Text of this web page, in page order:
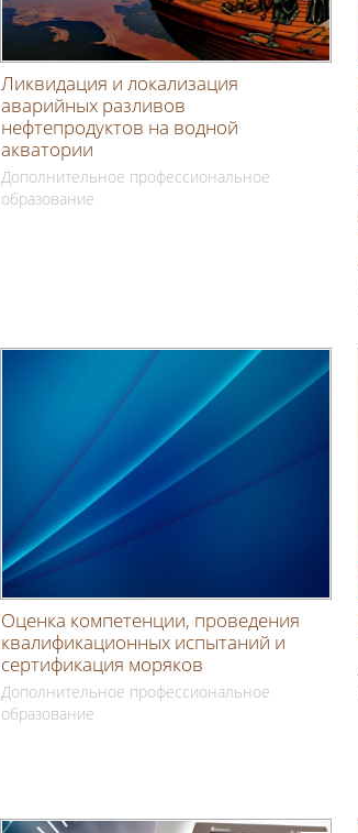
Ликвидация и локализация
аварийных разливов
нефтепродуктов на водной
акватории
Дополнительное профессиональное
образование
Оценка компетенции, проведения
квалификационных испытаний и
сертификация моряков
Дополнительное профессиональное
образование